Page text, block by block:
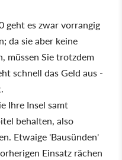
geht es zwar vorrangig
da sie aber keine
müssen Sie trotzdem
schnell das Geld aus -
Ihre Insel samt
behalten, also
Etwaige 'Bausünden'
Einsatz rächen